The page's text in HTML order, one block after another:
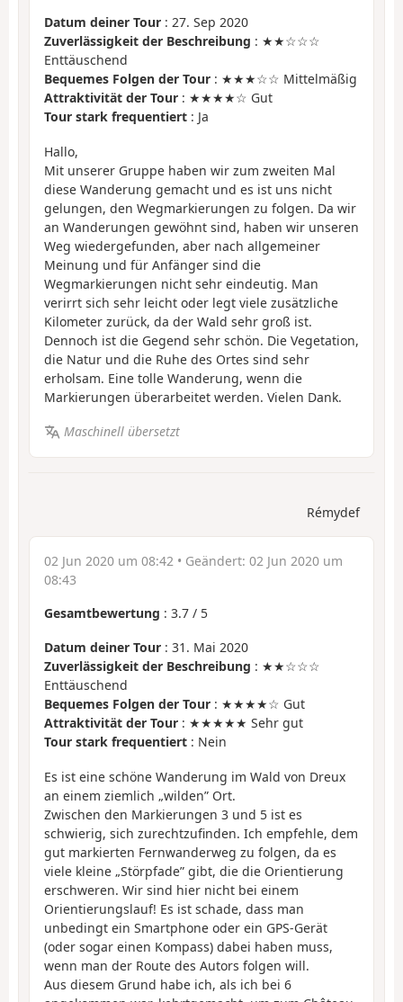
Datum deiner Tour : 27. Sep 2020
Zuverlässigkeit der Beschreibung : ★★☆☆☆
Enttäuschend
Bequemes Folgen der Tour : ★★★☆☆ Mittelmäßig
Attraktivität der Tour : ★★★★☆ Gut
Tour stark frequentiert : Ja
Hallo,
Mit unserer Gruppe haben wir zum zweiten Mal
diese Wanderung gemacht und es ist uns nicht
gelungen, den Wegmarkierungen zu folgen. Da wir
an Wanderungen gewöhnt sind, haben wir unseren
Weg wiedergefunden, aber nach allgemeiner
Meinung und für Anfänger sind die
Wegmarkierungen nicht sehr eindeutig. Man
verirrt sich sehr leicht oder legt viele zusätzliche
Kilometer zurück, da der Wald sehr groß ist.
Dennoch ist die Gegend sehr schön. Die Vegetation,
die Natur und die Ruhe des Ortes sind sehr
erholsam. Eine tolle Wanderung, wenn die
Markierungen überarbeitet werden. Vielen Dank.
Maschinell übersetzt
Rémydef
02 Jun 2020 um 08:42 • Geändert: 02 Jun 2020 um
08:43
Gesamtbewertung : 3.7 / 5
Datum deiner Tour : 31. Mai 2020
Zuverlässigkeit der Beschreibung : ★★☆☆☆
Enttäuschend
Bequemes Folgen der Tour : ★★★★☆ Gut
Attraktivität der Tour : ★★★★★ Sehr gut
Tour stark frequentiert : Nein
Es ist eine schöne Wanderung im Wald von Dreux
an einem ziemlich „wilden” Ort.
Zwischen den Markierungen 3 und 5 ist es
schwierig, sich zurechtzufinden. Ich empfehle, dem
gut markierten Fernwanderweg zu folgen, da es
viele kleine „Störpfade” gibt, die die Orientierung
erschweren. Wir sind hier nicht bei einem
Orientierungslauf! Es ist schade, dass man
unbedingt ein Smartphone oder ein GPS-Gerät
(oder sogar einen Kompass) dabei haben muss,
wenn man der Route des Autors folgen will.
Aus diesem Grund habe ich, als ich bei 6